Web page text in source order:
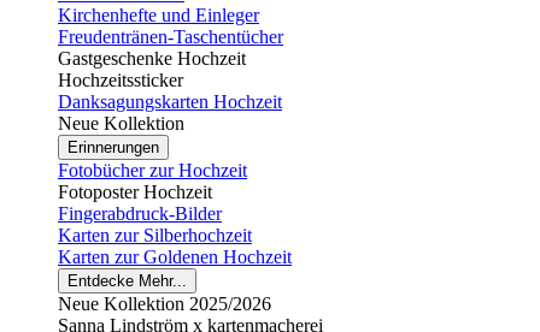
Kirchenhefte und Einleger
Freudentränen-Taschentücher
Gastgeschenke Hochzeit
Hochzeitssticker
Danksagungskarten Hochzeit
Neue Kollektion
Erinnerungen
Fotobücher zur Hochzeit
Fotoposter Hochzeit
Fingerabdruck-Bilder
Karten zur Silberhochzeit
Karten zur Goldenen Hochzeit
Entdecke Mehr...
Neue Kollektion 2025/2026
Sanna Lindström x kartenmacherei